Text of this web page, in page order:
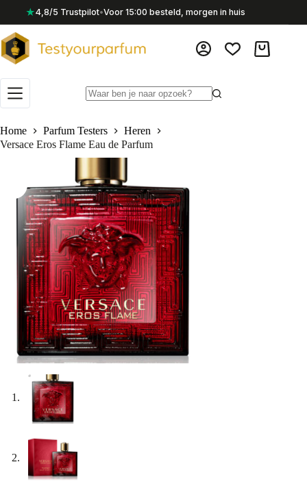
inhoud
★4,8/5 Trustpilot•Voor 15:00 besteld, morgen in huis
Home
Parfum Testers
Heren
Versace Eros Flame Eau de Parfum